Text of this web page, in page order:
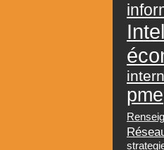
pme